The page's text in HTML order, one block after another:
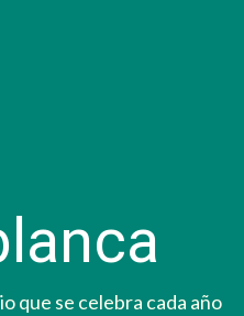
que se celebra cada año